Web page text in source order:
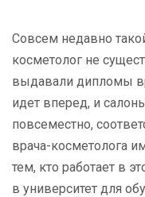
Совсем недавно
косметолог не
выдавали дипломы
идет вперед, и
повсеместно,
врача-косметолога
тем, кто работает в
в университет для